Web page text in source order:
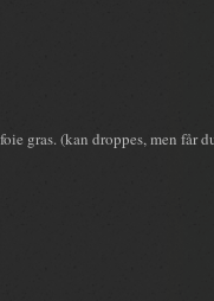
gras. (kan droppes, men får